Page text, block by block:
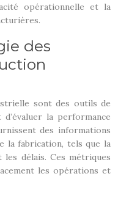
opérationnelle et la
des
sont des outils de
la performance
des informations
la fabrication, tels que la
délais. Ces métriques
les opérations et